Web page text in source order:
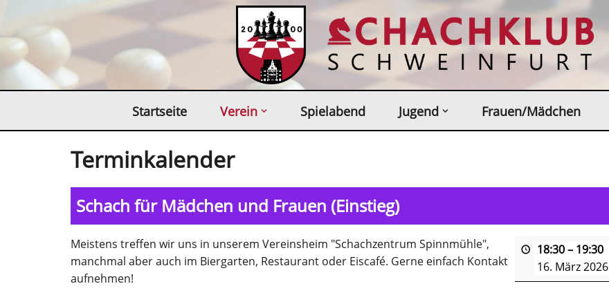
Zum
Inhalt
springen
Startseite Verein Spielabend Jugend Frauen/Mädchen
Terminkalender
Schach für Mädchen und Frauen (Einstieg)
18:30– 19:30
16. März 2026
Meistens treffen wir uns in unserem Vereinsheim "Schachzentrum Spinnmühle",
manchmal aber auch im Biergarten, Restaurant oder Eiscafé. Gerne einfach Kontakt
aufnehmen!